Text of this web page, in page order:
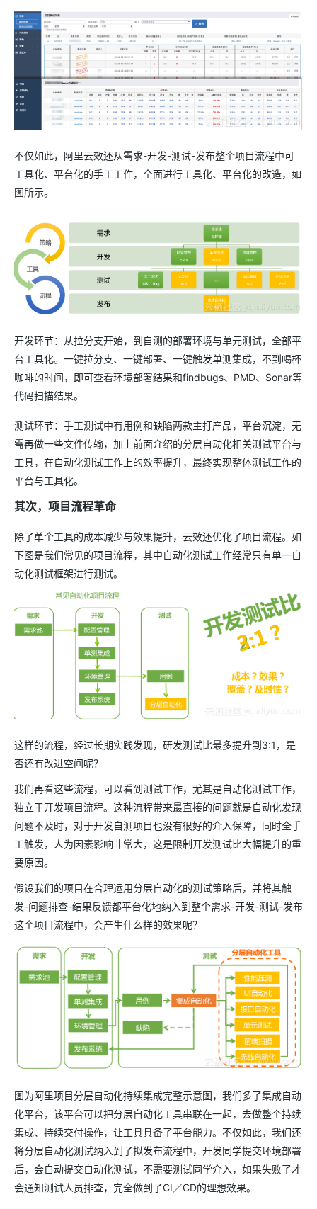
不仅如此，阿里云效还从需求-开发-测试-发布整个项目流程中可
工具化、平台化的手工工作，全面进行工具化、平台化的改造，如
图所示。
开发环节：从拉分支开始，到自测的部署环境与单元测试，全部平
台工具化。一键拉分支、一键部署、一键触发单测集成，不到喝杯
咖啡的时间，即可查看环境部署结果和findbugs、PMD、Sonar等
代码扫描结果。
测试环节：手工测试中有用例和缺陷两款主打产品，平台沉淀，无
需再做一些文件传输，加上前面介绍的分层自动化相关测试平台与
工具，在自动化测试工作上的效率提升，最终实现整体测试工作的
平台与工具化。
其次，项目流程革命
除了单个工具的成本减少与效果提升，云效还优化了项目流程。如
下图是我们常见的项目流程，其中自动化测试工作经常只有单一自
动化测试框架进行测试。
这样的流程，经过长期实践发现，研发测试比最多提升到3:1 ，是
否还有改进空间呢？
我们再看这些流程，可以看到测试工作，尤其是自动化测试工作，
独立于开发项目流程。这种流程带来最直接的问题就是自动化发现
问题不及时，对于开发自测项目也没有很好的介入保障，同时全手
工触发，人为因素影响非常大，这是限制开发测试比大幅提升的重
要原因。
假设我们的项目在合理运用分层自动化的测试策略后，并将其触
发-问题排查-结果反馈都平台化地纳入到整个需求-开发-测试-发布
这个项目流程中，会产生什么样的效果呢？
图为阿里项目分层自动化持续集成完整示意图，我们多了集成自动
化平台，该平台可以把分层自动化工具串联在一起，去做整个持续
集成、持续交付操作，让工具具备了平台能力。不仅如此，我们还
将分层自动化测试纳入到了拟发布流程中，开发同学提交环境部署
后，会自动提交自动化测试，不需要测试同学介入，如果失败了才
会通知测试人员排查，完全做到了CI／CD的理想效果。